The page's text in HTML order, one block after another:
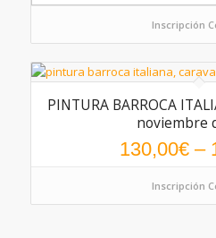
Inscripción
PINTURA BARROCA
noviembre
130,00€–
Inscripción